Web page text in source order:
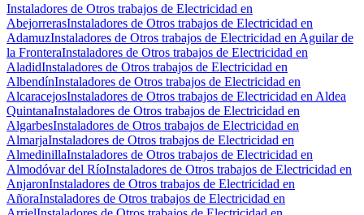
Instaladores de Otros trabajos de Electricidad en
AbejorrerasInstaladores de Otros trabajos de Electricidad en
AdamuzInstaladores de Otros trabajos de Electricidad en Aguilar de
la FronteraInstaladores de Otros trabajos de Electricidad en
AladidInstaladores de Otros trabajos de Electricidad en
AlbendínInstaladores de Otros trabajos de Electricidad en
AlcaracejosInstaladores de Otros trabajos de Electricidad en Aldea
QuintanaInstaladores de Otros trabajos de Electricidad en
AlgarbesInstaladores de Otros trabajos de Electricidad en
AlmarjaInstaladores de Otros trabajos de Electricidad en
AlmedinillaInstaladores de Otros trabajos de Electricidad en
Almodóvar del RíoInstaladores de Otros trabajos de Electricidad en
AnjaronInstaladores de Otros trabajos de Electricidad en
AñoraInstaladores de Otros trabajos de Electricidad en